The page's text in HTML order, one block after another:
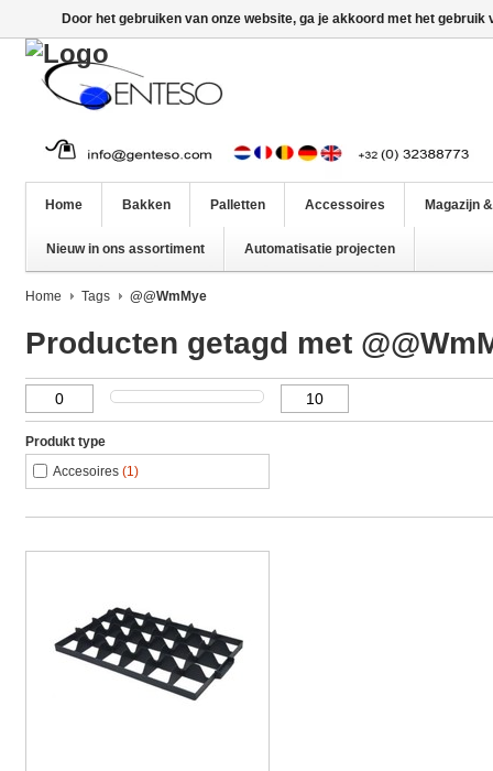
Home Bakken Palletten Accessoires Magazijn
Nieuw in ons assortiment Automatisatie projecten
Home Tags @@WmMye
Producten getagd met
Produkt type
Accesoires (1)
Door het gebruiken van onze website, ga je akkoord met het